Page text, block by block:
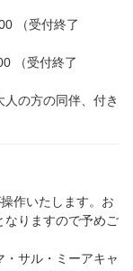
（受付終了
（受付終了
の方の同伴、付き
作いたします。お
なりますので予めご
サル・ミーアキャ